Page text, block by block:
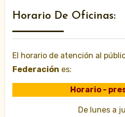
Horario De Oficinas:
El horario de atención al
Federación es:
Horario -
De lunes a